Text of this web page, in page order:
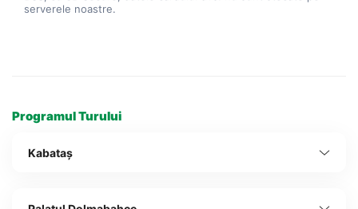
serverele noastre.
Programul Turului
Kabataş